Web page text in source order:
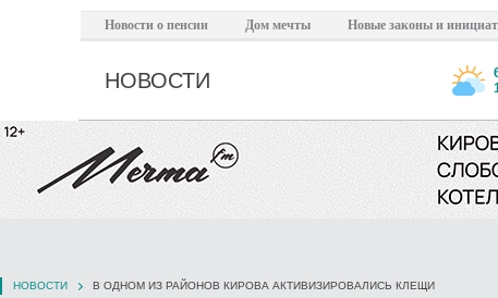
Новости о пенсии Дом мечты Новые законы и
НОВОСТИ
НОВОСТИ В ОДНОМ ИЗ РАЙОНОВ КИРОВА АКТИВИЗИРОВАЛИСЬ КЛЕЩИ